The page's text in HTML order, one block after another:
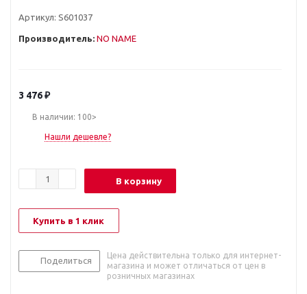
Артикул: S601037
Производитель: NO NAME
3 476₽
В наличии: 100>
Нашли дешевле?
В корзину
Купить в 1 клик
Поделиться
Цена действительна только для интернет-
магазина и может отличаться от цен в
розничных магазинах